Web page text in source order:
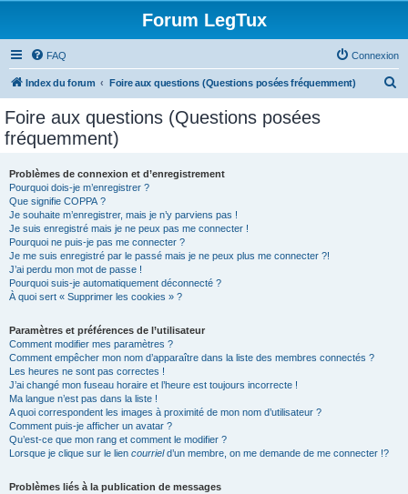
Forum LegTux
FAQ Connexion
Index du forum Foire aux questions (Questions posées fréquemment)
Foire aux questions (Questions posées
fréquemment)
Problèmes de connexion et d’enregistrement
Pourquoi dois-je m’enregistrer ?
Que signifie COPPA ?
Je souhaite m’enregistrer, mais je n’y parviens pas !
Je suis enregistré mais je ne peux pas me connecter !
Pourquoi ne puis-je pas me connecter ?
Je me suis enregistré par le passé mais je ne peux plus me connecter ?!
J’ai perdu mon mot de passe !
Pourquoi suis-je automatiquement déconnecté ?
À quoi sert « Supprimer les cookies » ?
Paramètres et préférences de l’utilisateur
Comment modifier mes paramètres ?
Comment empêcher mon nom d’apparaître dans la liste des membres connectés ?
Les heures ne sont pas correctes !
J’ai changé mon fuseau horaire et l’heure est toujours incorrecte !
Ma langue n’est pas dans la liste !
A quoi correspondent les images à proximité de mon nom d’utilisateur ?
Comment puis-je afficher un avatar ?
Qu’est-ce que mon rang et comment le modifier ?
Lorsque je clique sur le lien courrield’un membre, on me demande de me connecter !?
Problèmes liés à la publication de messages